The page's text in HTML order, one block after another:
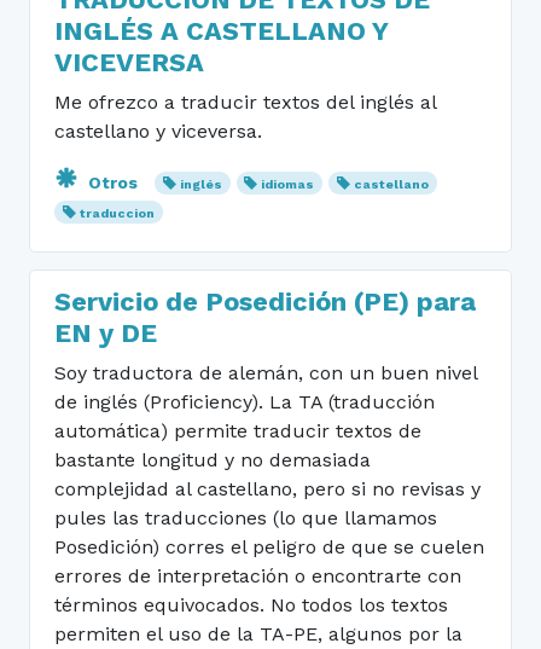
INGLÉS A CASTELLANO Y
VICEVERSA
Me ofrezco a traducir textos del inglés al
castellano y viceversa.
Otros inglés idiomas
castellano
traduccion
Servicio de Posedición (PE) para
EN y DE
Soy traductora de alemán, con un buen nivel
de inglés (Proficiency). La TA (traducción
automática) permite traducir textos de
bastante longitud y no demasiada
complejidad al castellano, pero si no revisas y
pules las traducciones (lo que llamamos
Posedición) corres el peligro de que se cuelen
errores de interpretación o encontrarte con
términos equivocados. No todos los textos
permiten el uso de la TA-PE, algunos por la